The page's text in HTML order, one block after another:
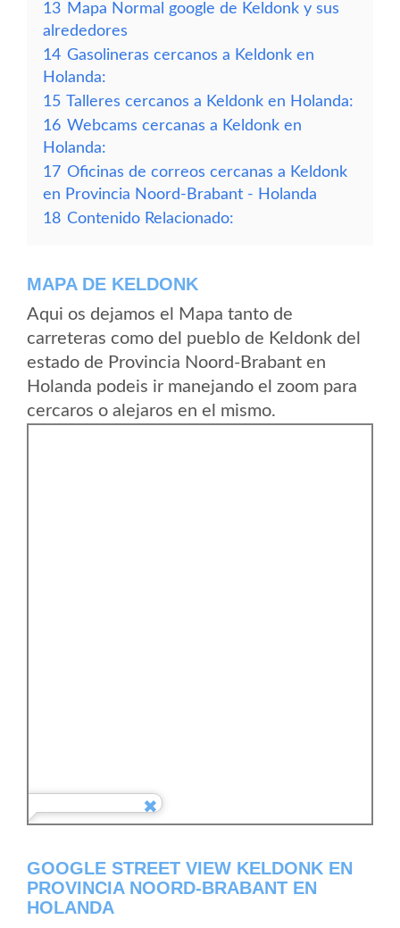
13 Mapa Normal google de Keldonk y sus
alrededores
14 Gasolineras cercanos a Keldonk en
Holanda:
15 Talleres cercanos a Keldonk en Holanda:
16 Webcams cercanas a Keldonk en
Holanda:
17 Oficinas de correos cercanas a Keldonk
en Provincia Noord-Brabant - Holanda
18 Contenido Relacionado:
MAPA DE KELDONK
Aqui os dejamos el Mapa tanto de
carreteras como del pueblo de Keldonk del
estado de Provincia Noord-Brabant en
Holanda podeis ir manejando el zoom para
cercaros o alejaros en el mismo.
GOOGLE STREET VIEW KELDONK EN
PROVINCIA NOORD-BRABANT EN
HOLANDA